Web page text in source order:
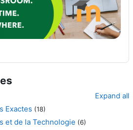
Expand all
Exactes (18)
et de la Technologie (6)